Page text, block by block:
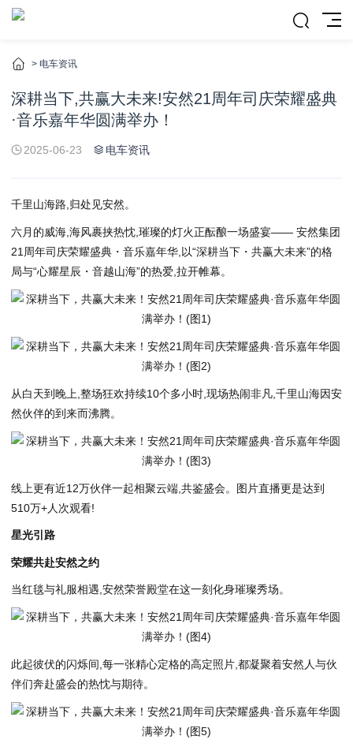
> 电车资讯
深耕当下,共赢大未来!安然21周年司庆荣耀盛典
·音乐嘉年华圆满举办！
2025-06-23 电车资讯
千里山海路,归处见安然。
六月的威海,海风裹挟热忱,璀璨的灯火正酝酿一场盛宴—— 安然集团
21周年司庆荣耀盛典・音乐嘉年华,以“深耕当下・共赢大未来”的格
局与“心耀星辰・音越山海”的热爱,拉开帷幕。
从白天到晚上,整场狂欢持续10个多小时,现场热闹非凡,千里山海因安
然伙伴的到来而沸腾。
线上更有近12万伙伴一起相聚云端,共鉴盛会。图片直播更是达到
510万+人次观看!
星光引路
荣耀共赴安然之约
当红毯与礼服相遇,安然荣誉殿堂在这一刻化身璀璨秀场。
此起彼伏的闪烁间,每一张精心定格的高定照片,都凝聚着安然人与伙
伴们奔赴盛会的热忱与期待。